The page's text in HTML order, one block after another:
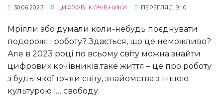
30.06.2023 ЦИФРОВІ КОЧІВНИКИ ПЕРЕГЛЯДІВ: 0
Мріяли або думали коли-небудь поєднувати
подорожі і роботу? Здається, що це неможливо?
Але в 2023 році по всьому світу можна знайти
цифрових кочівників.таке життя – це про роботу
з будь-якої точки світу, знайомства з іншою
культурою і… свободу.